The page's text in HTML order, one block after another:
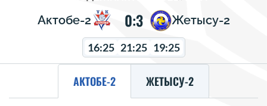
Актобе-2 0:3 Жетысу-2
16:25 21:25 19:25
АКТОБЕ-2 ЖЕТЫСУ-2